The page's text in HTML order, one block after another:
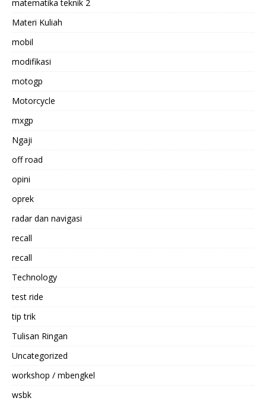
matematika teknik 2
Materi Kuliah
mobil
modifikasi
motogp
Motorcycle
mxgp
Ngaji
off road
opini
oprek
radar dan navigasi
recall
recall
Technology
test ride
tip trik
Tulisan Ringan
Uncategorized
workshop / mbengkel
wsbk